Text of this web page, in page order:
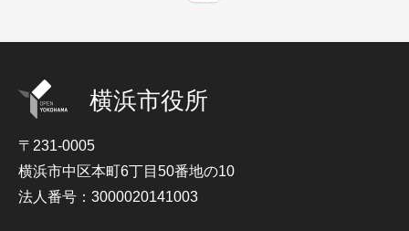
横浜市役所
〒231-0005
横浜市中区本町6丁目50番地の10
法人番号：3000020141003